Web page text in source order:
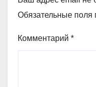
Обязательные поля
Комментарий *